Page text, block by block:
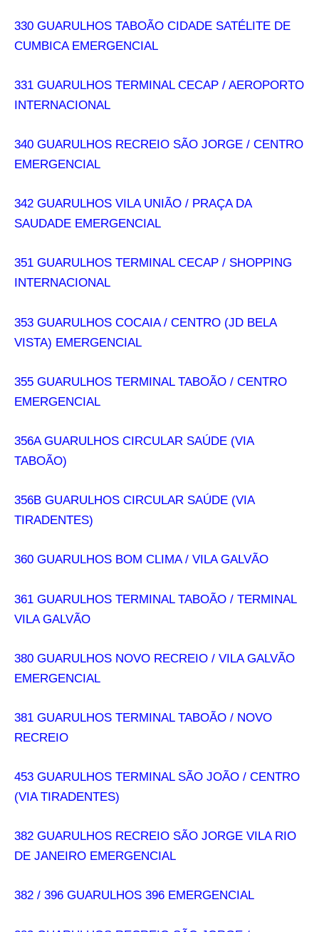
330 GUARULHOS TABOÃO CIDADE SATÉLITE DE
CUMBICA EMERGENCIAL
331 GUARULHOS TERMINAL CECAP / AEROPORTO
INTERNACIONAL
340 GUARULHOS RECREIO SÃO JORGE / CENTRO
EMERGENCIAL
342 GUARULHOS VILA UNIÃO / PRAÇA DA
SAUDADE EMERGENCIAL
351 GUARULHOS TERMINAL CECAP / SHOPPING
INTERNACIONAL
353 GUARULHOS COCAIA / CENTRO (JD BELA
VISTA) EMERGENCIAL
355 GUARULHOS TERMINAL TABOÃO / CENTRO
EMERGENCIAL
356A GUARULHOS CIRCULAR SAÚDE (VIA
TABOÃO)
356B GUARULHOS CIRCULAR SAÚDE (VIA
TIRADENTES)
360 GUARULHOS BOM CLIMA / VILA GALVÃO
361 GUARULHOS TERMINAL TABOÃO / TERMINAL
VILA GALVÃO
380 GUARULHOS NOVO RECREIO / VILA GALVÃO
EMERGENCIAL
381 GUARULHOS TERMINAL TABOÃO / NOVO
RECREIO
453 GUARULHOS TERMINAL SÃO JOÃO / CENTRO
(VIA TIRADENTES)
382 GUARULHOS RECREIO SÃO JORGE VILA RIO
DE JANEIRO EMERGENCIAL
382 / 396 GUARULHOS 396 EMERGENCIAL